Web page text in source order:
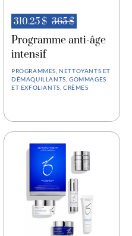
3 fois par semaine et
sèche.
(non incluse)
310.25 $ 365 $
Programme anti-âge
intensif
PROGRAMMES, NETTOYANTS ET
DÉMAQUILLANTS, GOMMAGES
ET EXFOLIANTS, CRÈMES